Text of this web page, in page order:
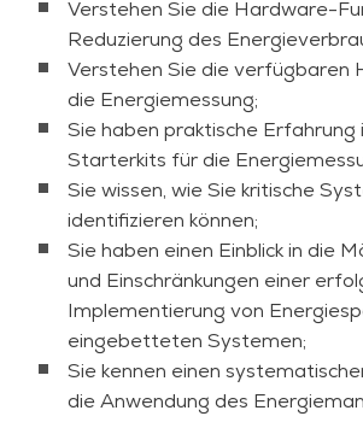
nur durch ein angemessenes
Abstraktionsebenen erreichen: vom
Architekturdesign über die Auswahl
Komponenten bis hin zur
Implementierung, aber auch durch
Nutzung und Kontrolle des
eine sorgfältige Gestaltung der
Anwendungsprogramme.
Funktionalität sind miteinander
erfordern eine Echtzeitkontrolle.
Dieser praktische Workshop gibt
umfassenden und systematischen
Verstehen Sie die Hardware-
Reduzierung des
Verstehen Sie die verfügbaren
die Energiemessung;
Sie haben praktische
Starterkits für die
Sie wissen, wie Sie kritische
identifizieren können;
Sie haben einen Einblick in die
und Einschränkungen einer
Implementierung von
eingebetteten Systemen;
Sie kennen einen
die Anwendung des